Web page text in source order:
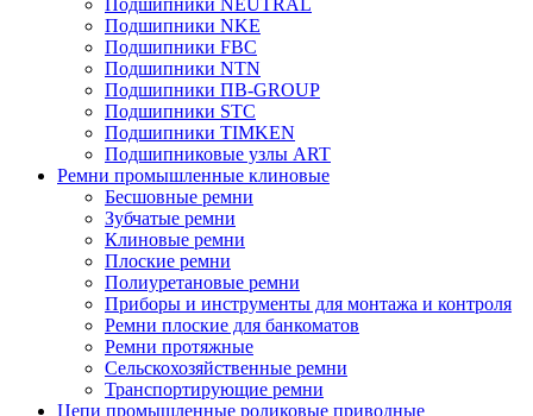
Подшипники NEUTRAL
Подшипники NKE
Подшипники FBC
Подшипники NTN
Подшипники ПВ-GROUP
Подшипники STC
Подшипники TIMKEN
Подшипниковые узлы ART
Ремни промышленные клиновые
Бесшовные ремни
Зубчатые ремни
Клиновые ремни
Плоские ремни
Полиуретановые ремни
Приборы и инструменты для монтажа и контроля
Ремни плоские для банкоматов
Ремни протяжные
Сельскохозяйственные ремни
Транспортирующие ремни
Цепи промышленные роликовые приводные